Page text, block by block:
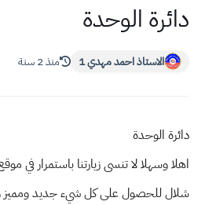
دائرة الوحدة
الاستاذ احمد مهدي 1 منذ 2 سنة
دائرة الوحدة
اهلا وسهلالا تنسى زيارتنا باستمرار في
شلال للحصول على كل شيء جديد ومميز